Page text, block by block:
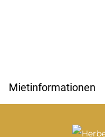
Mietinformationen